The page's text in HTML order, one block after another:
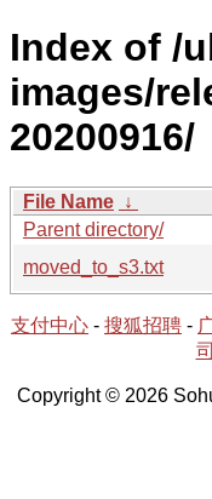
Index of /
images/
20200916/
File Name ↓
Parent directory/
moved_to_s3.txt
支付中心 - 搜狐招聘 -
Copyright © 2026